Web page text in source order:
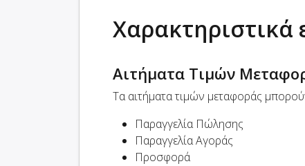
Αιτήματα Τιμών
Τα αιτήματα τιμών μεταφοράς
Παραγγελία Πώλησης
Παραγγελία Αγοράς
Προσφορά